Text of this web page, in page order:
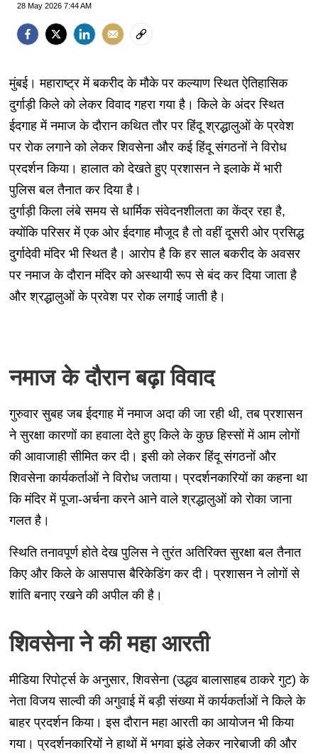
28 May 2026 7:44 AM
मुंबई। महाराष्ट्र में बकरीद के मौके पर कल्याण स्थित ऐतिहासिक
दुर्गाड़ी किले को लेकर विवाद गहरा गया है। किले के अंदर स्थित
ईदगाह में नमाज के दौरान कथित तौर पर हिंदू श्रद्धालुओं के प्रवेश
पर रोक लगाने को लेकर शिवसेना और कई हिंदू संगठनों ने विरोध
प्रदर्शन किया। हालात को देखते हुए प्रशासन ने इलाके में भारी
पुलिस बल तैनात कर दिया है।
दुर्गाड़ी किला लंबे समय से धार्मिक संवेदनशीलता का केंद्र रहा है,
क्योंकि परिसर में एक ओर ईदगाह मौजूद है तो वहीं दूसरी ओर प्रसिद्ध
दुर्गादेवी मंदिर भी स्थित है। आरोप है कि हर साल बकरीद के अवसर
पर नमाज के दौरान मंदिर को अस्थायी रूप से बंद कर दिया जाता है
और श्रद्धालुओं के प्रवेश पर रोक लगाई जाती है।
नमाज के दौरान बढ़ा विवाद
गुरुवार सुबह जब ईदगाह में नमाज अदा की जा रही थी, तब प्रशासन
ने सुरक्षा कारणों का हवाला देते हुए किले के कुछ हिस्सों में आम लोगों
की आवाजाही सीमित कर दी। इसी को लेकर हिंदू संगठनों और
शिवसेना कार्यकर्ताओं ने विरोध जताया। प्रदर्शनकारियों का कहना था
कि मंदिर में पूजा-अर्चना करने आने वाले श्रद्धालुओं को रोका जाना
गलत है।
स्थिति तनावपूर्ण होते देख पुलिस ने तुरंत अतिरिक्त सुरक्षा बल तैनात
किए और किले के आसपास बैरिकेडिंग कर दी। प्रशासन ने लोगों से
शांति बनाए रखने की अपील की है।
शिवसेना ने की महा आरती
मीडिया रिपोर्ट्स के अनुसार, शिवसेना (उद्धव बालासाहब ठाकरे गुट) के
नेता विजय साल्वी की अगुवाई में बड़ी संख्या में कार्यकर्ताओं ने किले के
बाहर प्रदर्शन किया। इस दौरान महा आरती का आयोजन भी किया
गया। प्रदर्शनकारियों ने हाथों में भगवा झंडे लेकर नारेबाजी की और